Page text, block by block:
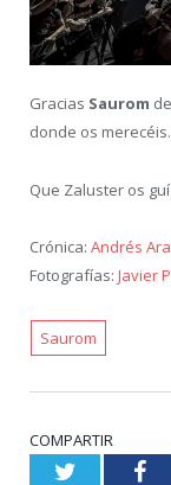
Gracias Saurom
donde os merecéis.
Que Zaluster os
Crónica: Andrés
Fotografías: Javier
Saurom
COMPARTIR
Twitter